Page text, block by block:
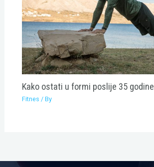
Kako ostati u formi poslije 35 godine
Fitnes / By